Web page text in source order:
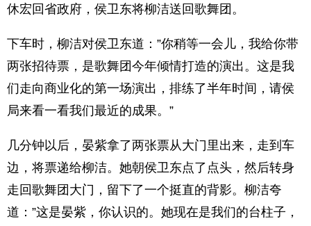
休宏回省政府，侯卫东将柳洁送回歌舞团。
下车时，柳洁对侯卫东道：”你稍等一会儿，我给你带
两张招待票，是歌舞团今年倾情打造的演出。这是我
们走向商业化的第一场演出，排练了半年时间，请侯
局来看一看我们最近的成果。”
几分钟以后，晏紫拿了两张票从大门里出来，走到车
边，将票递给柳洁。她朝侯卫东点了点头，然后转身
走回歌舞团大门，留下了一个挺直的背影。柳洁夸
道：”这是晏紫，你认识的。她现在是我们的台柱子，